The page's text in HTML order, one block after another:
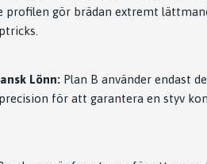
profilen gör brädan extremt
Lönn: Plan B använder endast
för att garantera en styv